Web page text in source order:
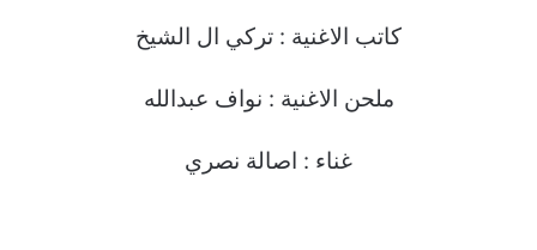
كاتب الاغنية : تركي ال الشيخ
ملحن الاغنية : نواف عبدالله
غناء : اصالة نصري